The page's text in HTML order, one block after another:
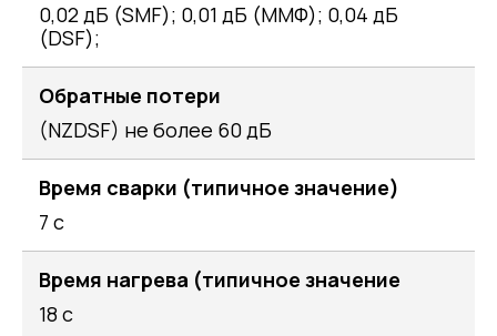
0,02 дБ (SMF); 0,01 дБ (ММФ); 0,04 дБ
(DSF);
Обратные потери
(NZDSF) не более 60 дБ
Время сварки (типичное значение)
7 с
Время нагрева (типичное значение
18 с